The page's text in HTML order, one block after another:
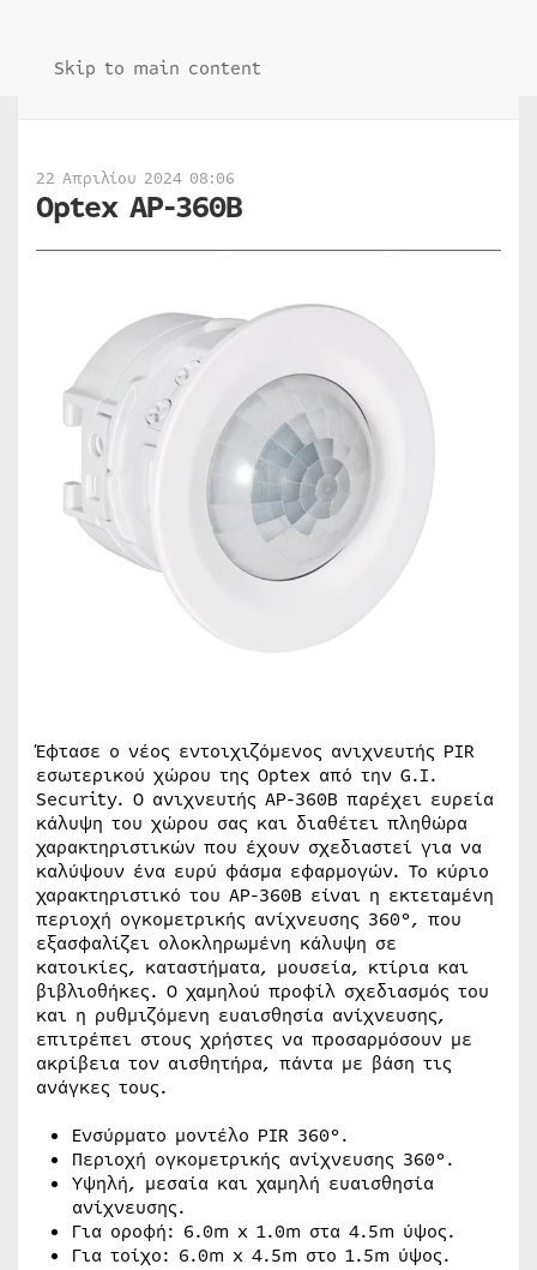
Skip to main content
22 Απριλίου 2024 08:06
Optex AP-360B
Έφτασε ο νέος εντοιχιζόμενος ανιχνευτής PIR
εσωτερικού χώρου της Optex από την G.I.
Security. Ο ανιχνευτής AP-360B παρέχει ευρεία
κάλυψη του χώρου σας και διαθέτει πληθώρα
χαρακτηριστικών που έχουν σχεδιαστεί για να
καλύψουν ένα ευρύ φάσμα εφαρμογών. Το κύριο
χαρακτηριστικό του AP-360B είναι η εκτεταμένη
περιοχή ογκομετρικής ανίχνευσης 360°, που
εξασφαλίζει ολοκληρωμένη κάλυψη σε
κατοικίες, καταστήματα, μουσεία, κτίρια και
βιβλιοθήκες. Ο χαμηλού προφίλ σχεδιασμός του
και η ρυθμιζόμενη ευαισθησία ανίχνευσης,
επιτρέπει στους χρήστες να προσαρμόσουν με
ακρίβεια τον αισθητήρα, πάντα με βάση τις
ανάγκες τους.
Ενσύρματο μοντέλο PIR 360°.
Περιοχή ογκομετρικής ανίχνευσης 360°.
Υψηλή, μεσαία και χαμηλή ευαισθησία
ανίχνευσης.
Για οροφή: 6.0m x 1.0m στα 4.5m ύψος.
Για τοίχο: 6.0m x 4.5m στο 1.5m ύψος.